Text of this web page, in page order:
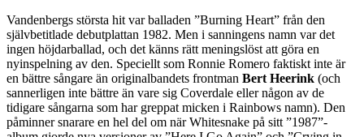
Vandenbergs största hit var balladen ”Burning Heart” från den
självbetitlade debutplattan 1982. Men i sanningens namn var det
ingen höjdarballad, och det känns rätt meningslöst att göra en
nyinspelning av den. Speciellt som Ronnie Romero faktiskt inte är
en bättre sångare än originalbandets frontman Bert Heerink (och
sannerligen inte bättre än vare sig Coverdale eller någon av de
tidigare sångarna som har greppat micken i Rainbows namn). Den
påminner snarare en hel del om när Whitesnake på sitt ”1987”-